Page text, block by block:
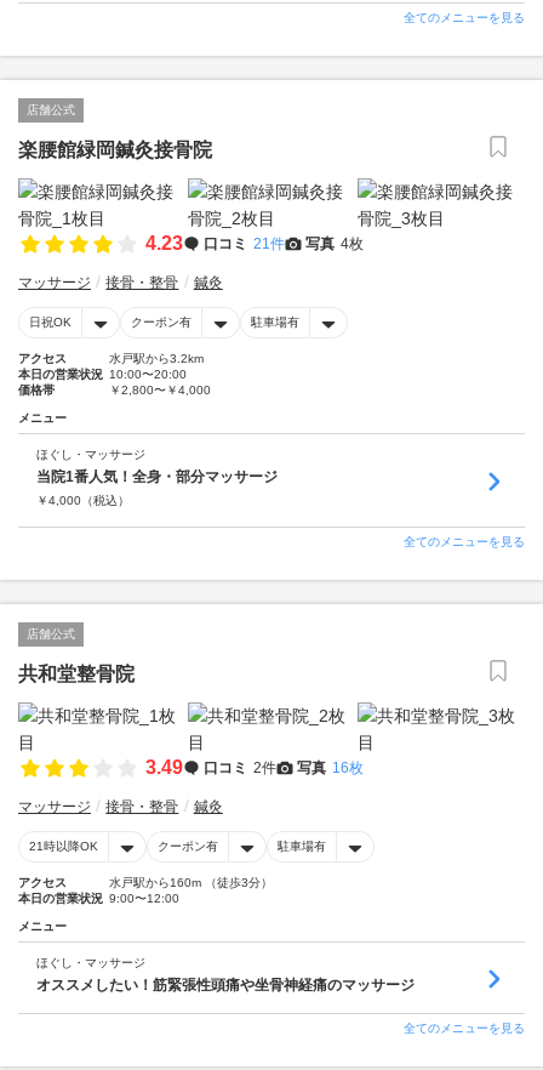
全てのメニューを見る
店舗公式
楽腰館緑岡鍼灸接骨院
4.23 口コミ 21件 写真 4枚
マッサージ 接骨・整骨 鍼灸
日祝OK クーポン有 駐車場有
アクセス
水戸駅から3.2km
本日の営業状況 10:00〜20:00
価格帯
￥2,800〜￥4,000
メニュー
ほぐし・マッサージ
当院1番人気！全身・部分マッサージ
￥4,000 （税込）
全てのメニューを見る
店舗公式
共和堂整骨院
3.49 口コミ 2件 写真 16枚
マッサージ 接骨・整骨 鍼灸
21時以降OK クーポン有 駐車場有
アクセス
水戸駅から160m （徒歩3分）
本日の営業状況 9:00〜12:00
メニュー
ほぐし・マッサージ
オススメしたい！筋緊張性頭痛や坐骨神経痛のマッサージ
全てのメニューを見る